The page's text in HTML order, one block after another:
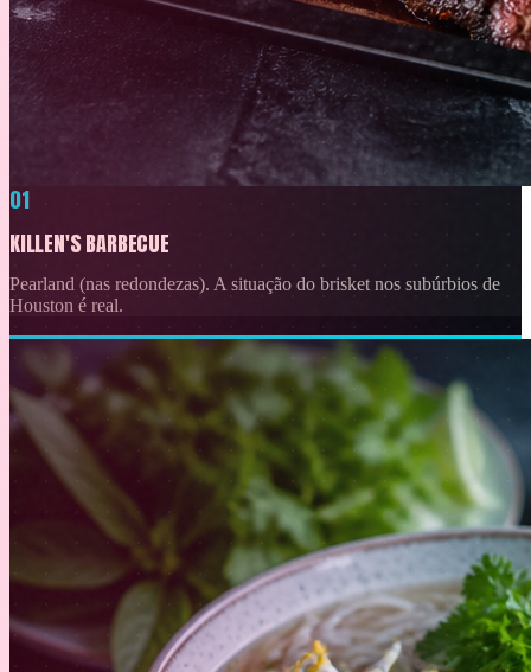
01
KILLEN'S BARBECUE
Pearland (nas redondezas). A situação do brisket nos subúrbios de
Houston é real.